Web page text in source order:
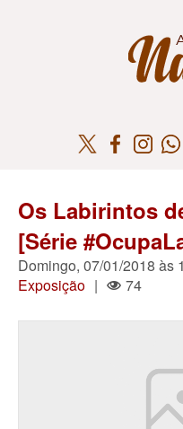
Os Labirintos
[Série
Domingo, 07/01/2018 às
Exposição | 74